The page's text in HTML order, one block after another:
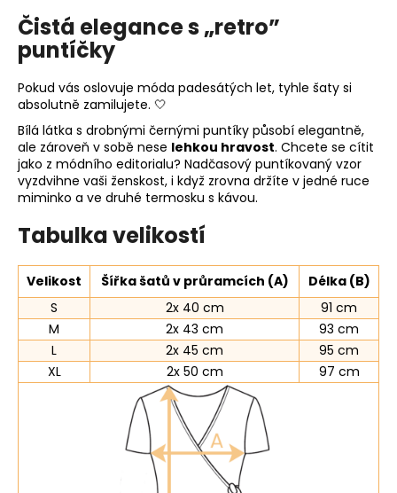
Čistá elegance s „retro”
puntíčky
Pokud vás oslovuje móda padesátých let, tyhle šaty si
absolutně zamilujete. 🤍
Bílá látka s drobnými černými puntíky působí elegantně,
ale zároveň v sobě nese lehkou hravost. Chcete se cítit
jako z módního editorialu? Nadčasový puntíkovaný vzor
vyzdvihne vaši ženskost, i když zrovna držíte v jedné ruce
miminko a ve druhé termosku s kávou.
Tabulka velikostí
Velikost Šířka šatů v průramcích (A)
Délka (B)
S
2x 40 cm
91 cm
M
2x 43 cm
93 cm
L
2x 45 cm
95 cm
XL
2x 50 cm 97 cm